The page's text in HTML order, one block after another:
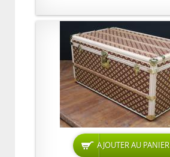
AJOUTER AU PANIER